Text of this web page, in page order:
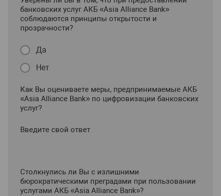
банковских услуг АКБ «Asia Alliance Bank»
соблюдаются принципы открытости и
прозрачности?
Да
Нет
Как Вы оцениваете меры, предпринимаемые АКБ
«Asia Alliance Bank» по цифровизации банковских
услуг?
Введите свой ответ
Столкнулись ли Вы с излишними
бюрократическими преградами при пользовании
услугами АКБ «Asia Alliance Bank»?